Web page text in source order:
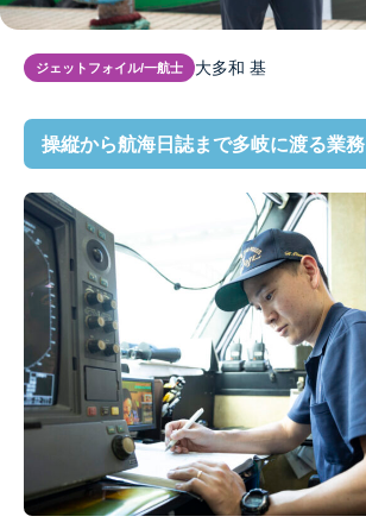
ジェットフォイル/一航士 大多和 基
操縦から航海日誌まで多岐に渡る業務